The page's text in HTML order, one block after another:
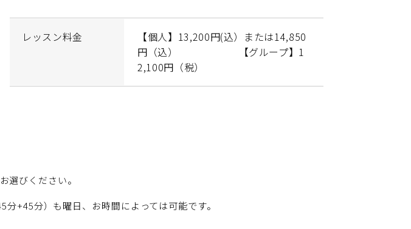
レッスン料金
【個人】13,200円(込）または14,850
円（込） 【グループ】1
2,100円（税）
選びください。
+45分）も曜日、お時間によっては可能です。